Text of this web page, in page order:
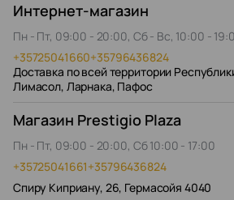
Интернет-магазин
Пн - Пт, 09:00 - 20:00, Сб - Вс, 10:00 -
+35725041660+35796436824
Доставка по всей территории
Лимасол, Ларнака, Пафос
Магазин Prestigio Plaza
Пн - Пт, 09:00 - 20:00, Сб 10:00 - 17:00
+35725041661+35796436824
Спиру Киприану, 26, Гермасойя 4040